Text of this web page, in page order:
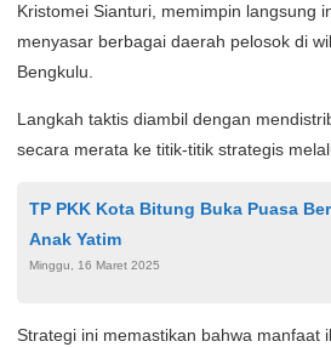
Kristomei Sianturi, memimpin langsung
menyasar berbagai daerah pelosok di
Bengkulu.
Langkah taktis diambil dengan
secara merata ke titik-titik strategis
TP PKK Kota Bitung Buka Puasa
Anak Yatim
Minggu, 16 Maret 2025
Strategi ini memastikan bahwa manfaat